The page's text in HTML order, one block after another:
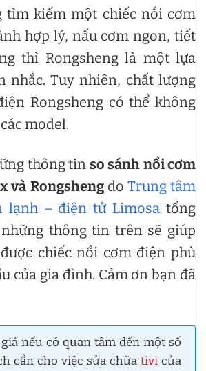
tìm kiếm một chiếc nồi cơm
hợp lý, nấu cơm ngon, tiết
thì Rongsheng là một lựa
nhắc. Tuy nhiên, chất lượng
Rongsheng có thể không
model.
thông tin so sánh nồi cơm
và Rongshengdo Trung tâm
lạnh – điện tử Limosa tổng
thông tin trên sẽ giúp
chiếc nồi cơm điện phù
của gia đình. Cảm ơn bạn đã
nếu có quan tâm đến một số
cần cho việc sửa chữa tivi của